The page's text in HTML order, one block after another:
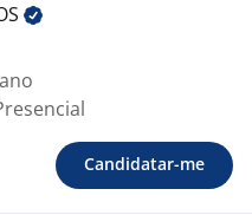
Candidatar-me